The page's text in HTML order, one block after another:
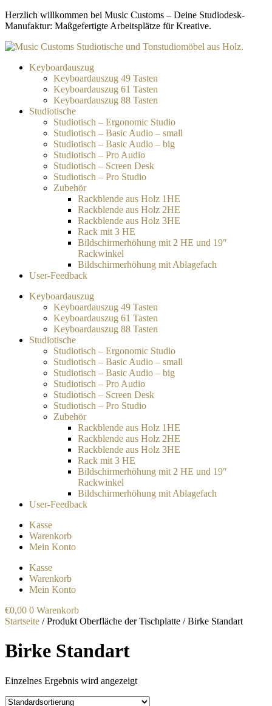
Zum
Inhalt
Herzlich willkommen bei Music Customs – Deine Studiodesk-
Manufaktur: Maßgefertigte Arbeitsplätze für Kreative.
Keyboardauszug
Keyboardauszug 49 Tasten
Keyboardauszug 61 Tasten
Keyboardauszug 88 Tasten
Studiotische
Studiotisch – Ergonomic Studio
Studiotisch – Basic Audio – small
Studiotisch – Basic Audio – big
Studiotisch – Pro Audio
Studiotisch – Screen Desk
Studiotisch – Pro Studio
Zubehör
Rackblende aus Holz 1HE
Rackblende aus Holz 2HE
Rackblende aus Holz 3HE
Rack mit 3 HE
Bildschirmerhöhung mit 2 HE und 19″
Rackwinkel
Bildschirmerhöhung mit Ablagefach
User-Feedback
Keyboardauszug
Keyboardauszug 49 Tasten
Keyboardauszug 61 Tasten
Keyboardauszug 88 Tasten
Studiotische
Studiotisch – Ergonomic Studio
Studiotisch – Basic Audio – small
Studiotisch – Basic Audio – big
Studiotisch – Pro Audio
Studiotisch – Screen Desk
Studiotisch – Pro Studio
Zubehör
Rackblende aus Holz 1HE
Rackblende aus Holz 2HE
Rackblende aus Holz 3HE
Rack mit 3 HE
Bildschirmerhöhung mit 2 HE und 19″
Rackwinkel
Bildschirmerhöhung mit Ablagefach
User-Feedback
Kasse
Warenkorb
Mein Konto
Kasse
Warenkorb
Mein Konto
€0,00 0 Warenkorb
Startseite / Produkt Oberfläche der Tischplatte / Birke Standart
Birke Standart
Einzelnes Ergebnis wird angezeigt